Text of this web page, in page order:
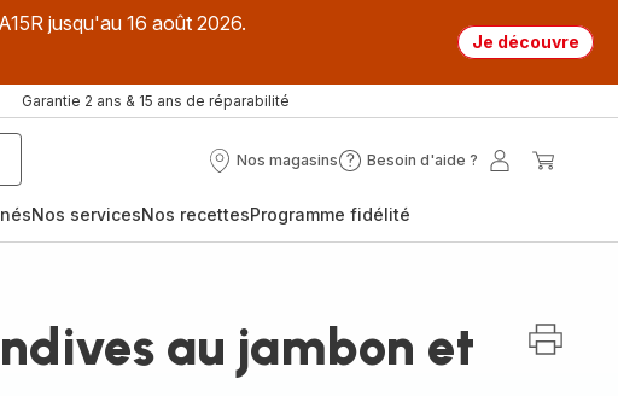
jusqu'au 16 août 2026.
Je découvre
Garantie 2 ans & 15 ans de réparabilité
Nos magasins
Nos
Besoin d'aide ?
Besoin
?
Mon
Nos servicesNos recettesProgramme fidélité
au jambon et